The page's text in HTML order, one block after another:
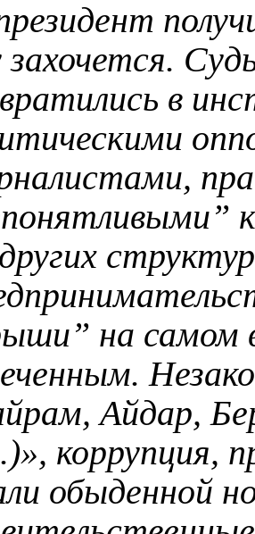
захочется.
в
на самом
Айдар,
коррупция,
обыденной